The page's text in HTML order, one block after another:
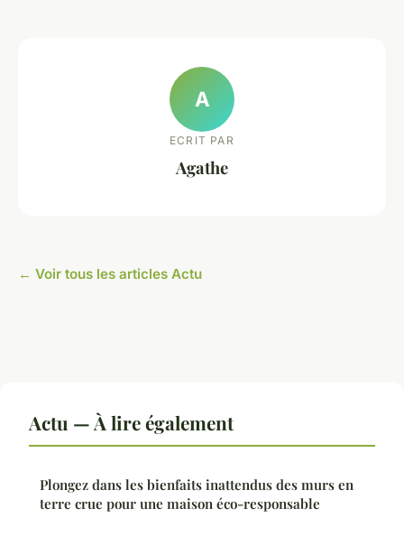
A
ECRIT PAR
Agathe
← Voir tous les articles Actu
Actu — À lire également
Plongez dans les bienfaits inattendus des murs en
terre crue pour une maison éco-responsable